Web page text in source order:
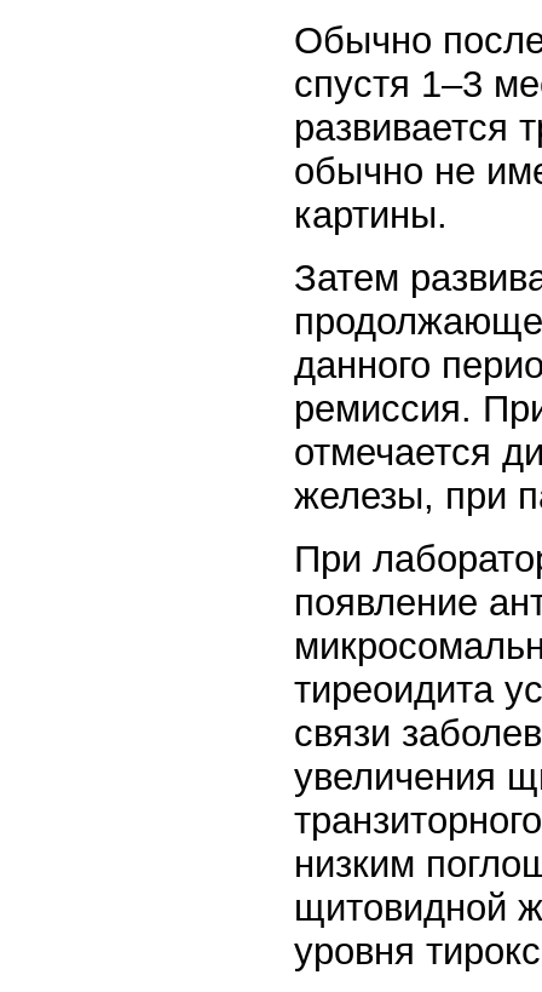
Обычно
спустя 1–3
развивается
обычно не
картины.
Затем
данного
ремиссия.
отмечается
железы, при
При
появление
тиреоидита
связи
увеличения
низким
щитовидной
уровня